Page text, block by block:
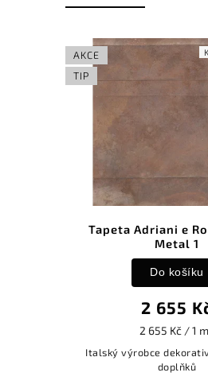
AKCE
TIP
Tapeta Adriani e
Metal 1
2 655
2 655 Kč / 1
Do košíku
Italský výrobce
doplňků